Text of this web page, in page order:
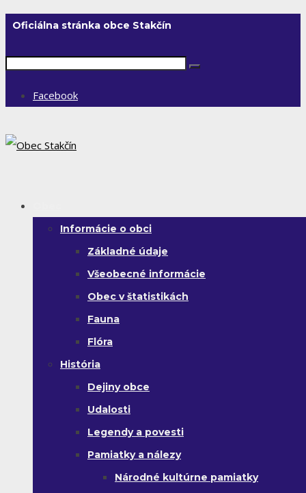
Oficiálna stránka obce Stakčín
Facebook
Informácie o obci
Základné údaje
Všeobecné informácie
Obec v štatistikách
Fauna
Flóra
História
Dejiny obce
Udalosti
Legendy a povesti
Pamiatky a nálezy
Národné kultúrne pamiatky